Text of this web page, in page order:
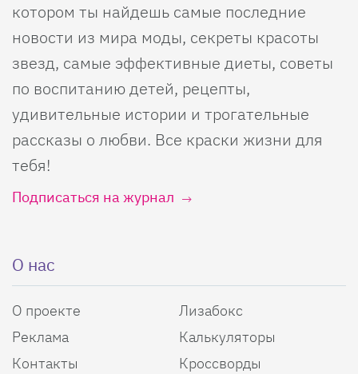
котором ты найдешь самые последние
новости из мира моды, секреты красоты
звезд, самые эффективные диеты, советы
по воспитанию детей, рецепты,
удивительные истории и трогательные
рассказы о любви. Все краски жизни для
тебя!
Подписаться на журнал
О нас
О проекте
Реклама
Контакты
Лизабокс
Калькуляторы
Кроссворды